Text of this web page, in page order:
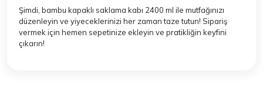
Şimdi, bambu kapaklı saklama kabı 2400 ml ile mutfağınızı
düzenleyin ve yiyeceklerinizi her zaman taze tutun! Sipariş
vermek için hemen sepetinize ekleyin ve pratikliğin keyfini
çıkarın!